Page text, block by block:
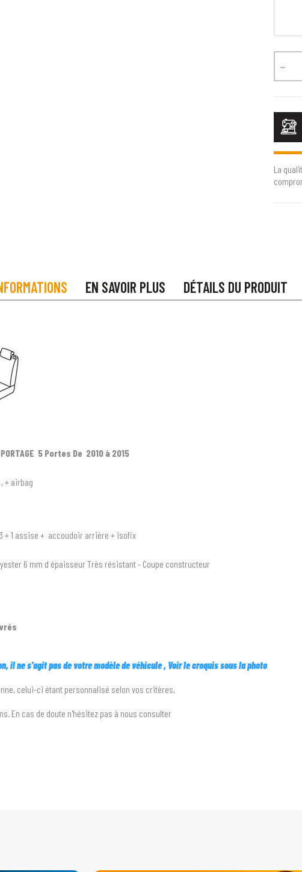

La
EN SAVOIR PLUS DÉTAILS DU PRODUIT
5 Portes De 2010 à 2015
+ airbag
+ 1 assise + accoudoir arrière + isofix
6 mm d épaisseur Très résistant - Coupe constructeur
il ne s'agit pas de votre modèle de véhicule, Voir le croquis sous la photo
celui-ci étant personnalisé selon vos critères,
En cas de doute n'hésitez pas à nous consulter